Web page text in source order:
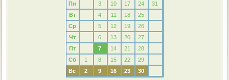
Пн 3 10 17 24
31
Вт
4 11 18
25
Ср
5 12 19
26
Чт
6 13 20
27
Пт
7 14 21
28
Сб
1 8 15 22
29
Вс
2 9 16 23 30